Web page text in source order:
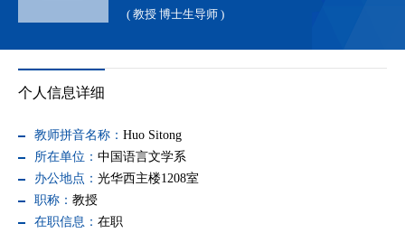
( 教授 博士生导师 )
个人信息详细
教师拼音名称： Huo Sitong
所在单位： 中国语言文学系
办公地点： 光华西主楼1208室
职称： 教授
在职信息： 在职